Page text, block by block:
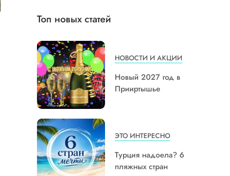
Топ новых статей
НОВОСТИ И АКЦИИ
Новый 2027 год в
Прииртышье
ЭТО ИНТЕРЕСНО
Турция надоела? 6
пляжных стран